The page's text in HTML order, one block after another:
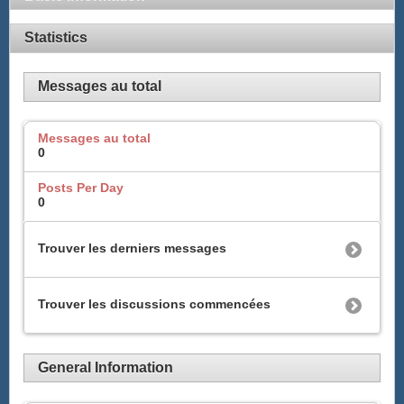
Statistics
Messages au total
Messages au total
0
Posts Per Day
0
Trouver les derniers messages
Trouver les discussions commencées
General Information